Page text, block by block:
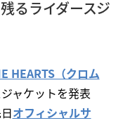
るライダースジ
HEARTS（クロム
ャケットを発表
オフィシャルサ